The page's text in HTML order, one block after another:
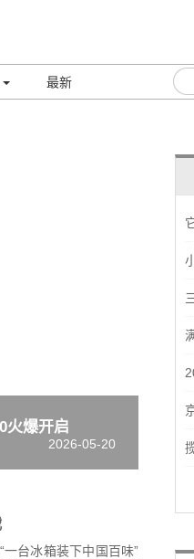
最新
火爆开启
2026-05-20
台冰箱装下中国百味”